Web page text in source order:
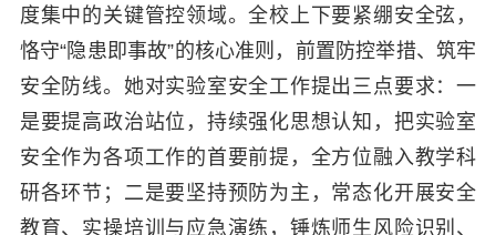
度集中的关键管控领域。全校上下要紧绷安全弦，
恪守“隐患即事故”的核心准则，前置防控举措、筑牢
安全防线。她对实验室安全工作提出三点要求：一
是要提高政治站位，持续强化思想认知，把实验室
安全作为各项工作的首要前提，全方位融入教学科
研各环节；二是要坚持预防为主，常态化开展安全
教育、实操培训与应急演练，锤炼师生风险识别、